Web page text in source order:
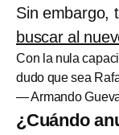
Sin embargo,
buscar al
Con la nula
dudo que sea
— Armando
¿Cuándo